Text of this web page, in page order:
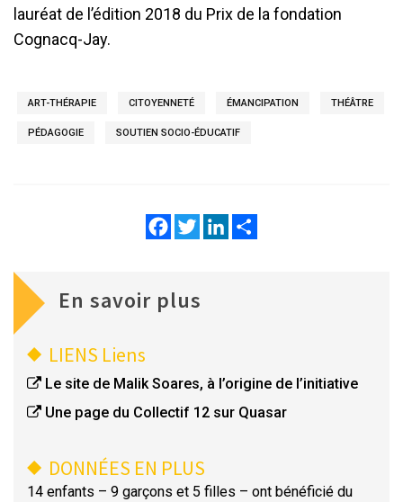
lauréat de l’édition 2018 du Prix de la fondation
Cognacq-Jay.
ART-THÉRAPIE CITOYENNETÉ ÉMANCIPATION THÉÂTRE
PÉDAGOGIE SOUTIEN SOCIO-ÉDUCATIF
FacebookTwitterLinkedIn
En savoir plus
LIENS Liens
Le site de Malik Soares, à l’origine de l’initiative
Une page du Collectif 12 sur Quasar
DONNÉES EN PLUS
14 enfants – 9 garçons et 5 filles – ont bénéficié du